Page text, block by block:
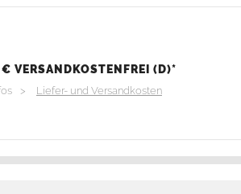
VERSANDKOSTENFREI (D)*
> Liefer- und Versandkosten